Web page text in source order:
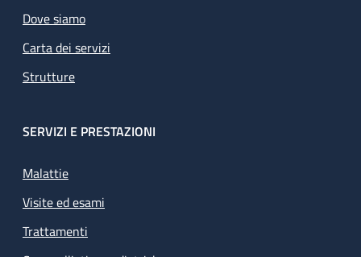
Dove siamo
Carta dei servizi
Strutture
SERVIZI E PRESTAZIONI
Malattie
Visite ed esami
Trattamenti